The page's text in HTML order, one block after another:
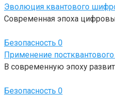
Эволюция квантового
Современная эпоха
Безопасность 0
Применение
В современную эпоху
Безопасность 0